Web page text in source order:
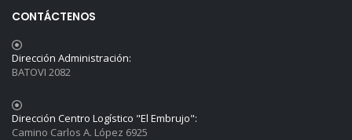
CONTÁCTENOS
Dirección Administración:
BATOVI 2082
Dirección Centro Logístico "El Embrujo":
Camino Carlos A. López 6925